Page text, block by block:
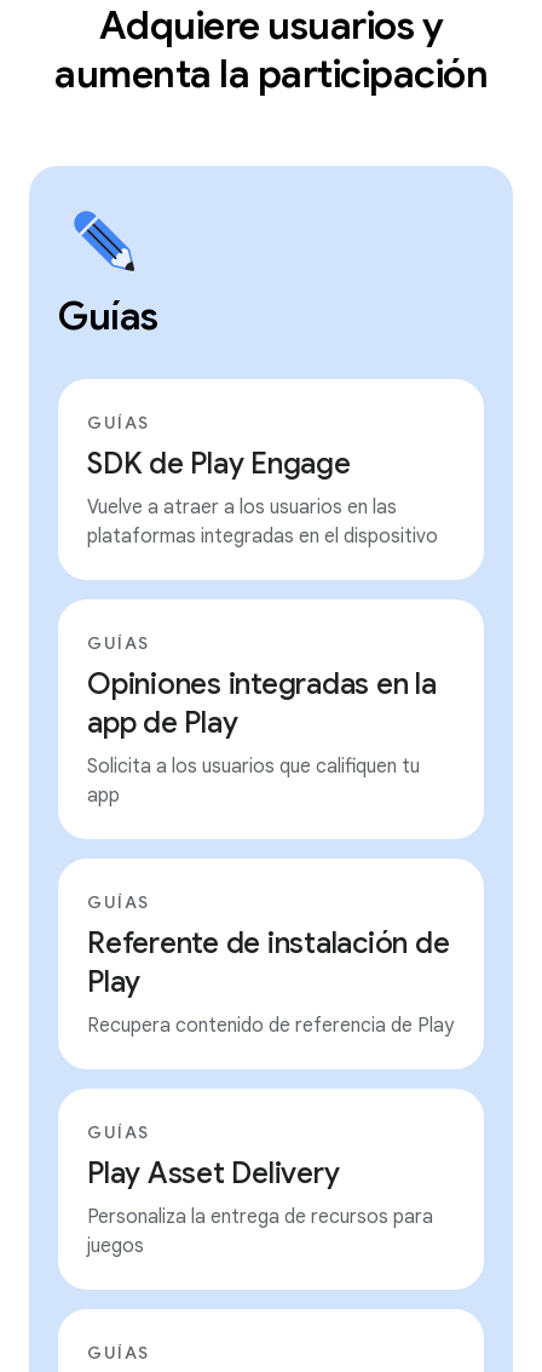
Adquiere usuarios y
aumenta la participación
Guías
GUÍAS
SDK de Play Engage
Vuelve a atraer a los usuarios en las
plataformas integradas en el dispositivo
GUÍAS
Opiniones integradas en la
app de Play
Solicita a los usuarios que califiquen tu
app
GUÍAS
Referente de instalación de
Play
Recupera contenido de referencia de Play
GUÍAS
Play Asset Delivery
Personaliza la entrega de recursos para
juegos
GUÍAS